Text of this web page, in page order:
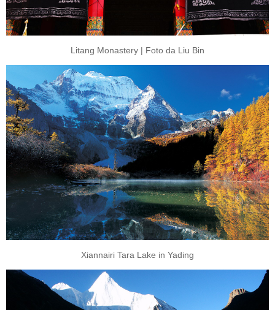
Litang Monastery | Foto da Liu Bin
Xiannairi Tara Lake in Yading